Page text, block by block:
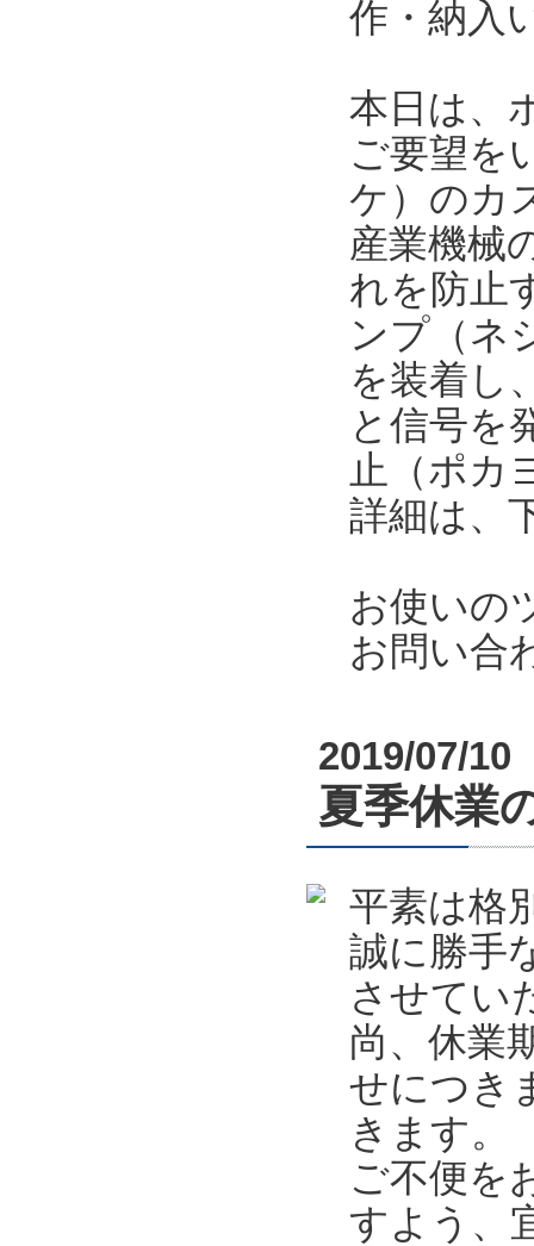
作・納入
本日は、
ご要望を
ケ）のカ
産業機械
れを防止
ンプ（ネ
を装着し
と信号を
止（ポカ
詳細は、
お使いの
お問い合
2019/07/10
夏季休業
平素は格
誠に勝手
させてい
尚、休業
せにつき
きます。
ご不便を
すよう、